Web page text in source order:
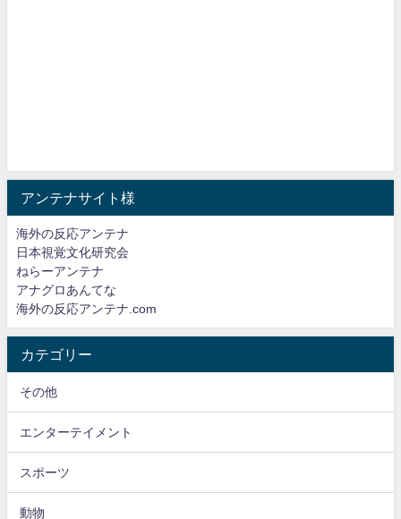
アンテナサイト様
海外の反応アンテナ
日本視覚文化研究会
ねらーアンテナ
アナグロあんてな
海外の反応アンテナ.com
カテゴリー
その他
エンターテイメント
スポーツ
動物